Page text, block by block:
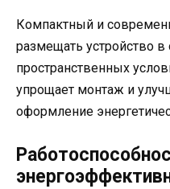
Компактный и
размещать устройство
пространственных
упрощает монтаж и
оформление